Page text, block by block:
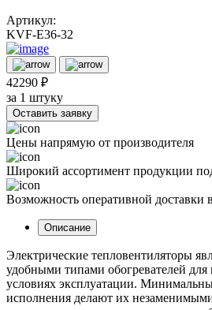
Артикул:
KVF-E36-32
42290 ₽
за 1 штуку
Оставить заявку
Цены напрямую от производителя
Широкий ассортимент продукции
Возможность оперативной доставки
Описание
Электрические тепловентиляторы
удобными типами обогревателей
условиях эксплуатации.
исполнения делают их